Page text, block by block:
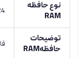
نوع حافظه
RAM
توضیحات
حافظهRAM